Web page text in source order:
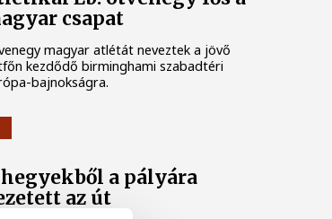
csapat
magyar atlétát neveztek a jövő
kezdődő birminghami szabadtéri
bajnokságra.
a pályára
az út